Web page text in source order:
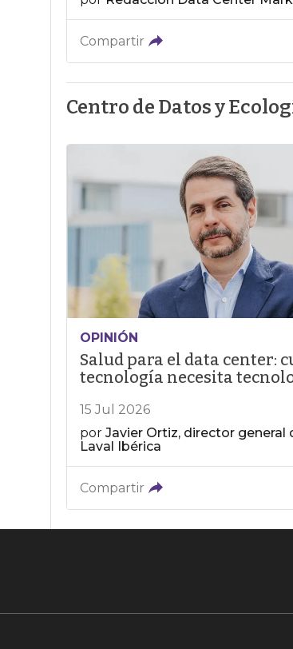
Compartir
Centro de Datos y
OPINIÓN
Salud para el data center:
tecnología necesita
15 Jul 2026
por Javier Ortiz, director general
Laval Ibérica
Compartir